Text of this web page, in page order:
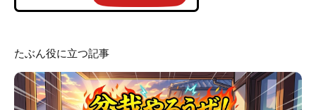
たぶん役に立つ記事